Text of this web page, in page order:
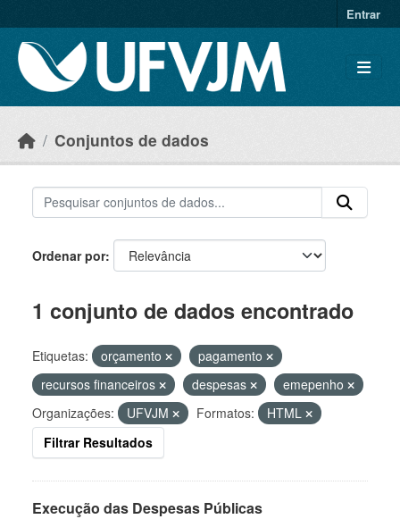
Entrar
Conjuntos de dados
Ordenar por
1 conjunto de dados encontrado
Etiquetas: orçamento
pagamento
recursos financeiros
despesas
emepenho
Organizações:
UFVJM Formatos:
HTML
Filtrar Resultados
Execução das Despesas Públicas